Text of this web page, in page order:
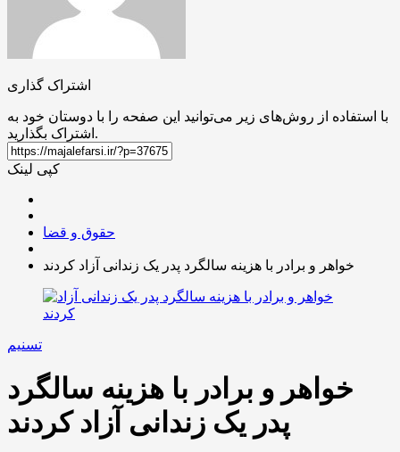
اشتراک گذاری
با استفاده از روش‌های زیر می‌توانید این صفحه را با دوستان خود به
اشتراک بگذارید.
کپی لینک
حقوق و قضا
خواهر و برادر با هزینه سالگرد پدر یک زندانی آزاد کردند
تسنیم
خواهر و برادر با هزینه سالگرد
پدر یک زندانی آزاد کردند